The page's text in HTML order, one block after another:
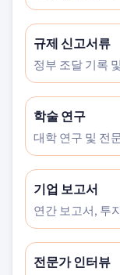
규제 신고서류
정부 조달 기록
학술 연구
대학 연구 및 전
기업 보고서
연간 보고서, 투
전문가 인터뷰